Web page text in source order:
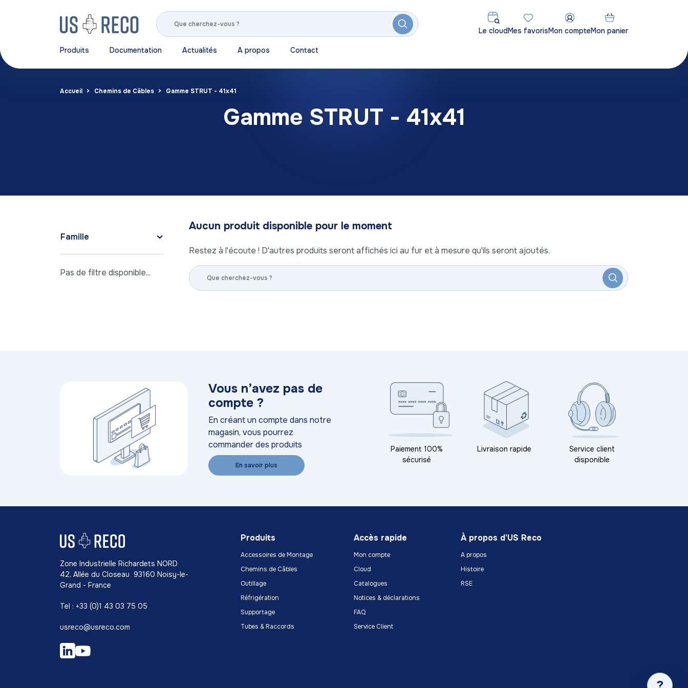
Le cloudMes favorisMon compteMon panier
Produits Documentation Actualités A propos Contact
Accueil Chemins de Câbles Gamme STRUT - 41x41
Gamme STRUT - 41x41
Famille
Pas de filtre disponible...
Aucun produit disponible pour le moment
Restez à l'écoute ! D'autres produits seront affichés ici au fur et à mesure qu'ils seront ajoutés.
Vous n’avez pas de
compte ?
En créant un compte dans notre
magasin, vous pourrez
commander des produits
En savoir plus
Paiement 100%
sécurisé
Livraison rapide
Service client
disponible
Zone Industrielle Richardets NORD
42, Allée du Closeau 93160 Noisy-le-
Grand - France
Tel : +33 (0)1 43 03 75 05
usreco@usreco.com
Produits
Accessoires de Montage
Chemins de Câbles
Outillage
Réfrigération
Supportage
Tubes & Raccords
Accès rapide
Mon compte
Cloud
Catalogues
Notices & déclarations
FAQ
Service Client
À propos d’US Reco
A propos
Histoire
RSE